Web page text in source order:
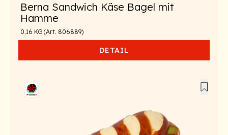
Berna Sandwich Käse Bagel mit
Hamme
0.16 KG (Art. 806889)
DETAIL